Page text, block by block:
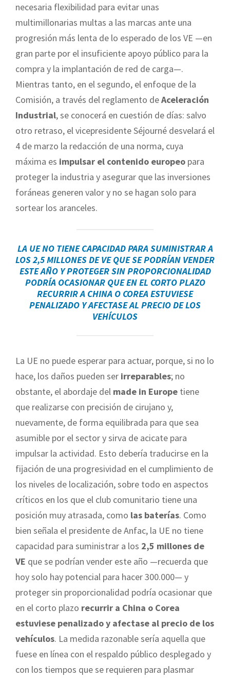
necesaria flexibilidad para evitar unas
multimillonarias multas a las marcas ante una
progresión más lenta de lo esperado de los VE —en
gran parte por el insuficiente apoyo público para la
compra y la implantación de red de carga—.
Mientras tanto, en el segundo, el enfoque de la
Comisión, a través del reglamento deAceleración
Industrial, se conocerá en cuestión de días: salvo
otro retraso, el vicepresidente Séjourné desvelará el
4 de marzo la redacción de una norma, cuya
máxima es impulsar el contenido europeo para
proteger la industria y asegurar que las inversiones
foráneas generen valor y no se hagan solo para
sortear los aranceles.
LA UE NO TIENE CAPACIDAD PARA SUMINISTRAR A
LOS2,5 MILLONES DE VEQUE SE PODRÍAN VENDER
ESTE AÑO Y PROTEGER SIN PROPORCIONALIDAD
PODRÍA OCASIONAR QUE EN EL CORTO PLAZO
RECURRIR A CHINA O COREA ESTUVIESE
PENALIZADO Y AFECTASE AL PRECIO DE LOS
VEHÍCULOS
La UE no puede esperar para actuar, porque, si no lo
hace, los daños pueden ser irreparables; no
obstante, el abordaje del made in Europe tiene
que realizarse con precisión de cirujano y,
nuevamente, de forma equilibrada para que sea
asumible por el sector y sirva de acicate para
impulsar la actividad. Esto debería traducirse en la
fijación de una progresividad en el cumplimiento de
los niveles de localización, sobre todo en aspectos
críticos en los que el club comunitario tiene una
posición muy atrasada, como las baterías. Como
bien señala el presidente de Anfac, la UE no tiene
capacidad para suministrar a los 2,5 millones de
VE que se podrían vender este año —recuerda que
hoy solo hay potencial para hacer 300.000— y
proteger sin proporcionalidad podría ocasionar que
en el corto plazo recurrir a China o Corea
estuviese penalizado y afectase al precio de los
vehículos. La medida razonable sería aquella que
fuese en línea con el respaldo público desplegado y
con los tiempos que se requieren para plasmar